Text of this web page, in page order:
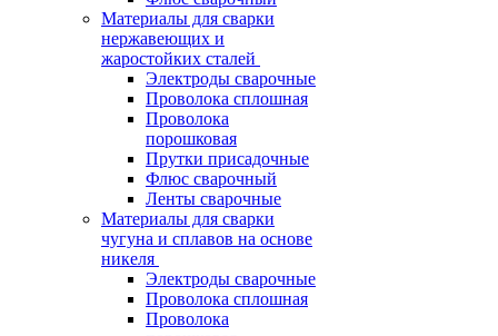
Материалы для сварки
нержавеющих и
жаростойких сталей
Электроды сварочные
Проволока сплошная
Проволока
порошковая
Прутки присадочные
Флюс сварочный
Ленты сварочные
Материалы для сварки
чугуна и сплавов на основе
никеля
Электроды сварочные
Проволока сплошная
Проволока